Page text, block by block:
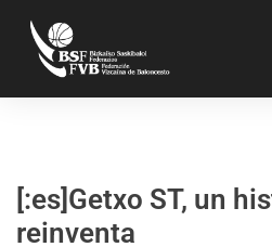
[:es]Getxo ST, un
reinventa